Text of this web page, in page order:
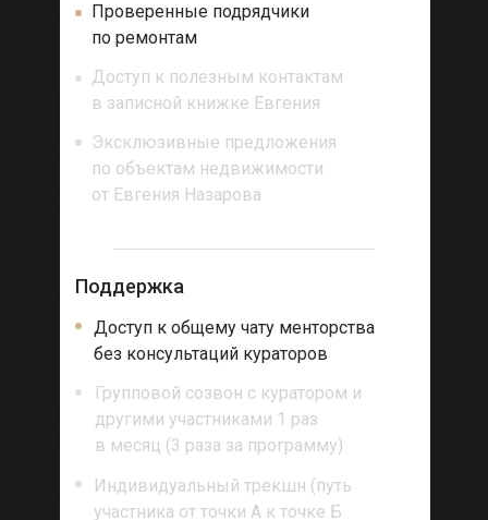
Поддержка
Проверенные подрядчики
по ремонтам
Доступ к полезным контактам
в записной книжке Евгения
Эксклюзивные предложения
по объектам недвижимости
от Евгения Назарова
Доступ к общему чату менторства
без консультаций кураторов
Групповой созвон с куратором и
другими участниками 1 раз
в месяц (3 раза за программу)
Индивидуальный трекшн (путь
участника от точки А к точке Б